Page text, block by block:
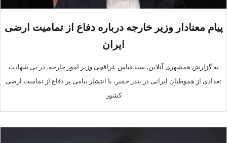
پیام معنادار وزیر خارجه درباره دفاع از تمامیت ارضی
ایران
به گزارش همشهری آنلاین، سیدعباس عراقچی وزیر امور خارجه، در پی شهادت
تعدادی از هموطنان ایرانی در بندر خمیر، با انتشار پیامی بر دفاع از تمامیت ارضی
کشور